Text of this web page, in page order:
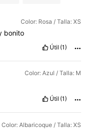
Color: Rosa / Talla: XS
bonito
Útil (1)
Color: Azul / Talla: M
Útil (1)
Color: Albaricoque / Talla: XS